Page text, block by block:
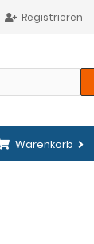
Registrieren
Warenkorb